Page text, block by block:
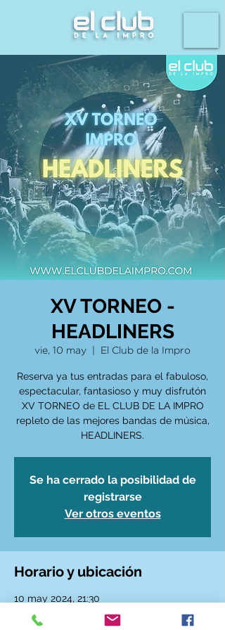
XV TORNEO -
HEADLINERS
vie, 10 may El Club de la Impro
Reserva ya tus entradas para el fabuloso,
espectacular, fantasioso y muy disfrutón
XV TORNEO de EL CLUB DE LA IMPRO
repleto de las mejores bandas de música,
HEADLINERS.
Se ha cerrado la posibilidad de
registrarse
Ver otros eventos
Horario y ubicación
10 may 2024, 21:30
El Club de la Impro, Calle de Santa Ana, 6,
28005 Madrid, España